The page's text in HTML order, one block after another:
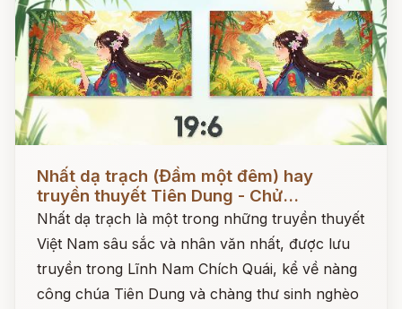
Đọc ngay
Nhất dạ trạch (Đầm một đêm) hay
truyền thuyết Tiên Dung - Chử...
Nhất dạ trạch là một trong những truyền thuyết
Việt Nam sâu sắc và nhân văn nhất, được lưu
truyền trong Lĩnh Nam Chích Quái, kể về nàng
công chúa Tiên Dung và chàng thư sinh nghèo